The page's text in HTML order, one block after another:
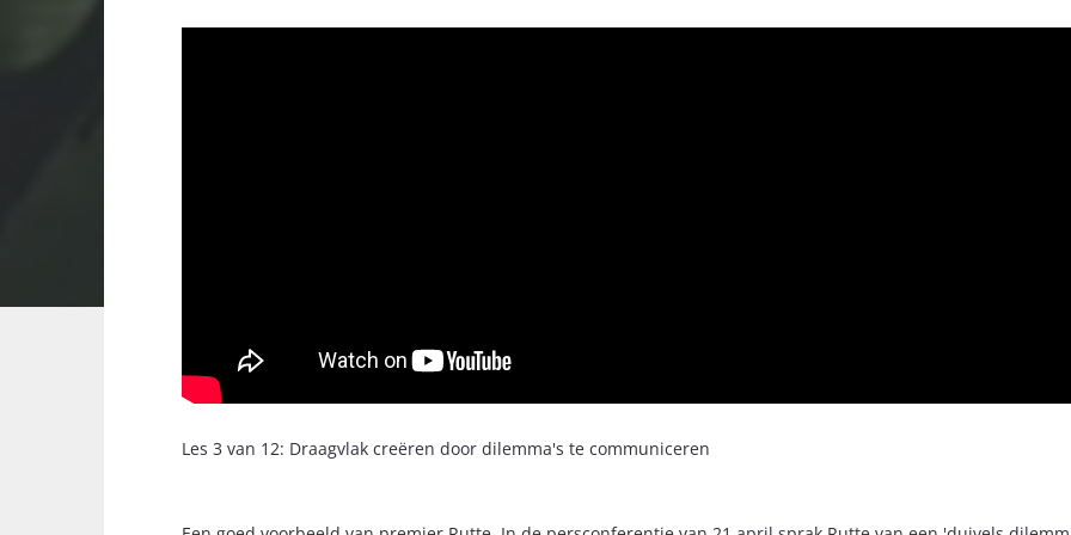
Les 3 van 12: Draagvlak creëren door dilemma's te communiceren